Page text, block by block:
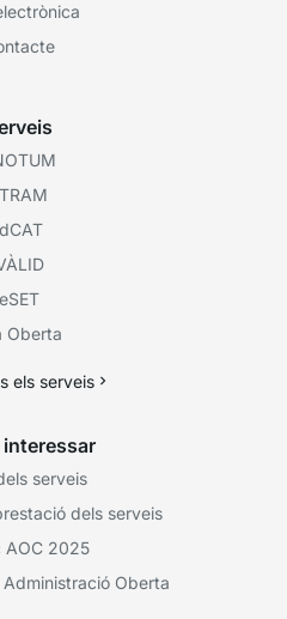
eSET
Oberta
els serveis
serveis
dels serveis
AOC 2025
Oberta